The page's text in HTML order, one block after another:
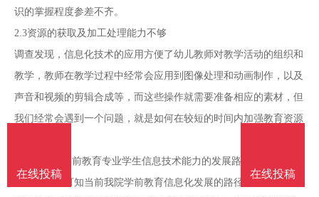
识的掌握程度参差不齐。
2.3资源的获取及加工处理能力不够
调查发现，信息化技术的应用方便了幼儿教师对教学活动的组织和
教学，教师在教学过程中经常会应用到图像处理和动画制作，以及
声音和视频的剪辑合成等，而这些操作就需要准备相应的素材，但
我们经常会遇到一个问题，就是如何在较短的时间内加强教育资源
3.如何延伸学前教育专业学生信息技术能力的发展路径
根据分析，可知当前我院学前教育信息化发展的路径较为狭窄，在
在线投稿
在线投稿